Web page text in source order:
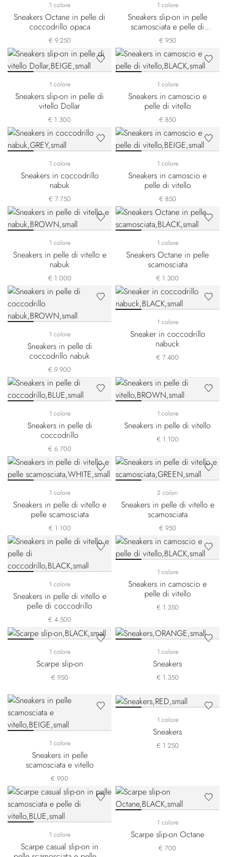
1 colore
Sneakers Octane in pelle di
coccodrillo opaca
€ 9.250
1 colore
Sneakers slip-on in pelle
scamosciata e pelle di
vitello
€ 950
1 colore
Sneakers slip-on in pelle di
vitello Dollar
€ 1.300
1 colore
Sneakers in camoscio e
pelle di vitello
€ 850
1 colore
Sneakers in coccodrillo
nabuk
€ 7.750
1 colore
Sneakers in camoscio e
pelle di vitello
€ 850
1 colore
Sneakers in pelle di vitello e
nabuk
€ 1.000
1 colore
Sneakers Octane in pelle
scamosciata
€ 1.300
1 colore
Sneakers in pelle di
coccodrillo nabuk
€ 9.900
1 colore
Sneaker in coccodrillo
nabuck
€ 7.400
1 colore
Sneakers in pelle di
coccodrillo
€ 6.700
1 colore
Sneakers in pelle di vitello
€ 1.100
1 colore
Sneakers in pelle di vitello e
pelle scamosciata
€ 1.100
2 colori
Sneakers in pelle di vitello e
scamosciata
€ 950
1 colore
Sneakers in pelle di vitello e
pelle di coccodrillo
€ 4.500
1 colore
Sneakers in camoscio e
pelle di vitello
€ 1.350
1 colore
Scarpe slip-on
€ 950
1 colore
Sneakers
€ 1.350
1 colore
Sneakers in pelle
scamosciata e vitello
€ 900
1 colore
Sneakers
€ 1.250
1 colore
Scarpe casual slip-on in
1 colore
Scarpe slip-on Octane
€ 700